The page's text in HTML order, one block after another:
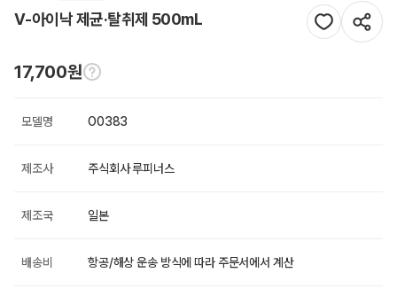
V-아이낙 제균·탈취제 500mL
17,700원
모델명 O0383
제조사 주식회사 루피너스
제조국 일본
배송비 항공/해상 운송 방식에 따라 주문서에서 계산